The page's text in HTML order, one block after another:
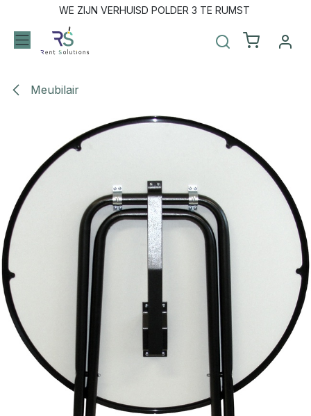
Overslaan naar inhoudWE ZIJN VERHUISD POLDER 3 TE RUMST
Meubilair